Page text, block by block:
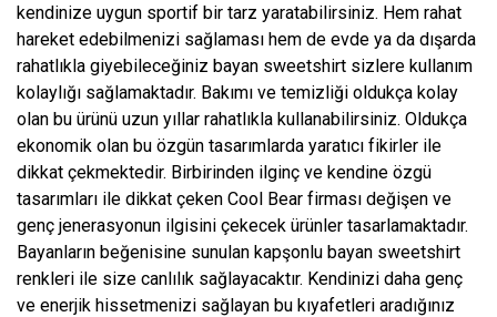
kendinize uygun sportif bir tarz yaratabilirsiniz. Hem rahat
hareket edebilmenizi sağlaması hem de evde ya da dışarda
rahatlıkla giyebileceğiniz bayan sweetshirt sizlere kullanım
kolaylığı sağlamaktadır. Bakımı ve temizliği oldukça kolay
olan bu ürünü uzun yıllar rahatlıkla kullanabilirsiniz. Oldukça
ekonomik olan bu özgün tasarımlarda yaratıcı fikirler ile
dikkat çekmektedir. Birbirinden ilginç ve kendine özgü
tasarımları ile dikkat çeken Cool Bear firması değişen ve
genç jenerasyonun ilgisini çekecek ürünler tasarlamaktadır.
Bayanların beğenisine sunulan kapşonlu bayan sweetshirt
renkleri ile size canlılık sağlayacaktır. Kendinizi daha genç
ve enerjik hissetmenizi sağlayan bu kıyafetleri aradığınız